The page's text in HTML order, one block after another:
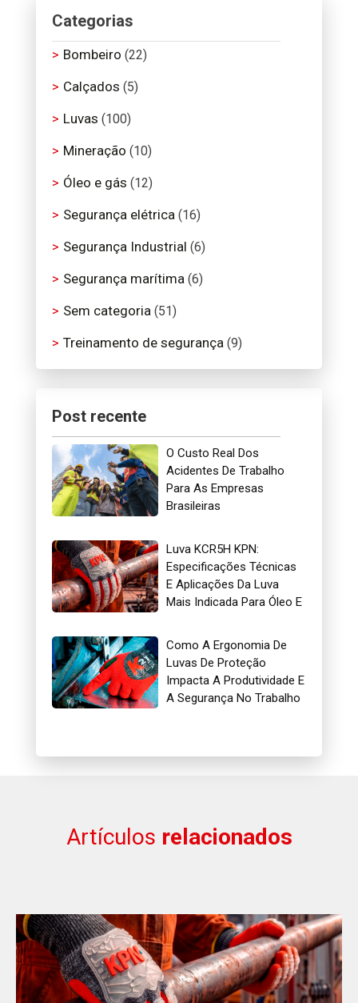
Categorias
Bombeiro (22)
Calçados (5)
Luvas (100)
Mineração (10)
Óleo e gás (12)
Segurança elétrica(16)
Segurança Industrial (6)
Segurança marítima(6)
Sem categoria(51)
Treinamento de segurança(9)
Post recente
O Custo Real Dos
Acidentes De Trabalho
Para As Empresas
Brasileiras
Luva KCR5H KPN:
Especificações Técnicas
E Aplicações Da Luva
Mais Indicada Para Óleo E
Como A Ergonomia De
Luvas De Proteção
Impacta A Produtividade E
A Segurança No Trabalho
Artículos relacionados